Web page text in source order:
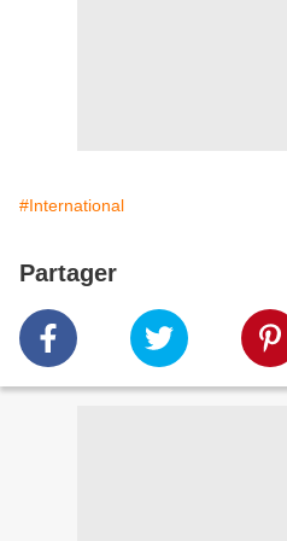
#International
Partager